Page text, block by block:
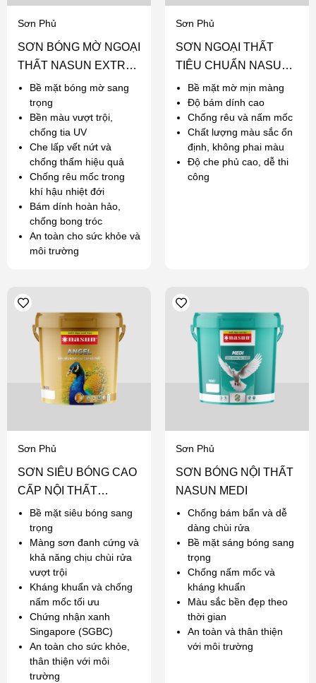
Sơn Phủ
SƠN BÓNG MỜ NGOẠI
THẤT NASUN EXTRA
PROTECT
Bề mặt bóng mờ sang
trọng
Bền màu vượt trội,
chống tia UV
Che lấp vết nứt và
chống thấm hiệu quả
Chống rêu mốc trong
khí hậu nhiệt đới
Bám dính hoàn hảo,
chống bong tróc
An toàn cho sức khỏe và
môi trường
Sơn Phủ
SƠN NGOẠI THẤT
TIÊU CHUẨN NASUN
ECO EX
Bề mặt mờ mịn màng
Độ bám dính cao
Chống rêu và nấm mốc
Chất lượng màu sắc ổn
định, không phai màu
Độ che phủ cao, dễ thi
công
Sơn Phủ
SƠN SIÊU BÓNG CAO
CẤP NỘI THẤT
NASUN ANGEL
Bề mặt siêu bóng sang
trọng
Màng sơn đanh cứng và
khả năng chịu chùi rửa
vượt trội
Kháng khuẩn và chống
nấm mốc tối ưu
Chứng nhận xanh
Singapore (SGBC)
An toàn cho sức khỏe,
thân thiện với môi
trường
Sơn Phủ
SƠN BÓNG NỘI THẤT
NASUN MEDI
Chống bám bẩn và dễ
dàng chùi rửa
Bề mặt sáng bóng sang
trọng
Chống nấm mốc và
kháng khuẩn
Màu sắc bền đẹp theo
thời gian
An toàn và thân thiện
với môi trường